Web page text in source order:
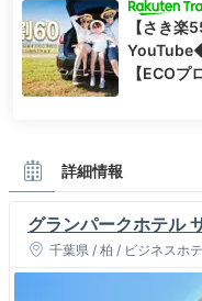
【さき
【ECOプ
詳細情報
グランパークホテル
千葉県 / 柏 / ビジネスホ